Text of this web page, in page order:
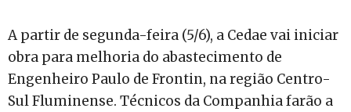
A partir de segunda-feira (5/6), a Cedae vai iniciar
obra para melhoria do abastecimento de
Engenheiro Paulo de Frontin, na região Centro-
Sul Fluminense. Técnicos da Companhia farão a